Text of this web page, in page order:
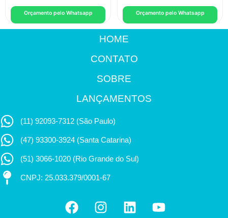
Orçamento pelo Whatsapp Orçamento pelo Whatsapp
HOME
CONTATO
SOBRE
LANÇAMENTOS
(11) 92093-7312 (São Paulo)
(47) 93300-3924 (Santa Catarina)
(51) 3066-1020 (Rio Grande do Sul)
CNPJ: 25.033.379/0001-67